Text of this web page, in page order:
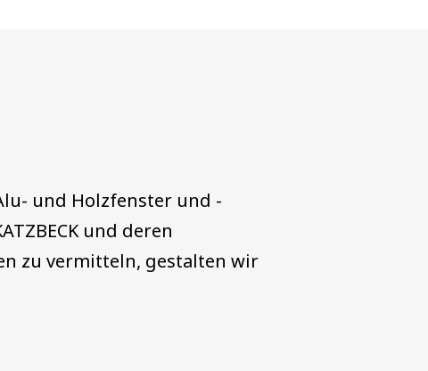
und Holzfenster und -
und deren
zu vermitteln, gestalten wir